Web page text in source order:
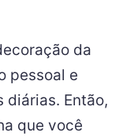
da
pessoal e
diárias. Então,
que você